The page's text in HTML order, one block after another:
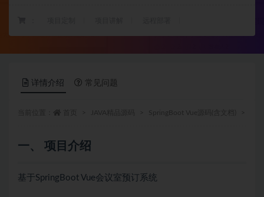
详情介绍 常见问题
一、 项目介绍
基于SpringBoot Vue会议室预订系统